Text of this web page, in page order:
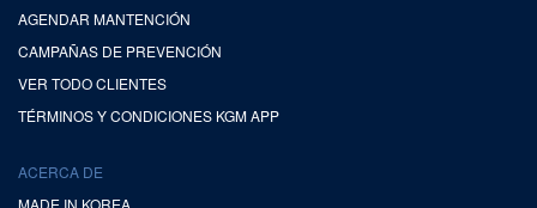
AGENDAR MANTENCIÓN
CAMPAÑAS DE PREVENCIÓN
VER TODO CLIENTES
TÉRMINOS Y CONDICIONES KGM APP
ACERCA DE
MADE IN KOREA